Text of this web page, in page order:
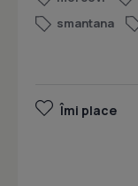
smantana
Îmi place